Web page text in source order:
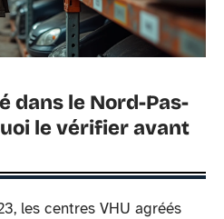
dans le Nord-Pas-
le vérifier avant
les centres VHU agréés